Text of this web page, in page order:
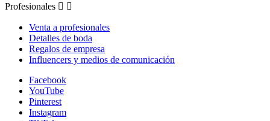
Profesionales  
Venta a profesionales
Detalles de boda
Regalos de empresa
Influencers y medios de comunicación
Facebook
YouTube
Pinterest
Instagram